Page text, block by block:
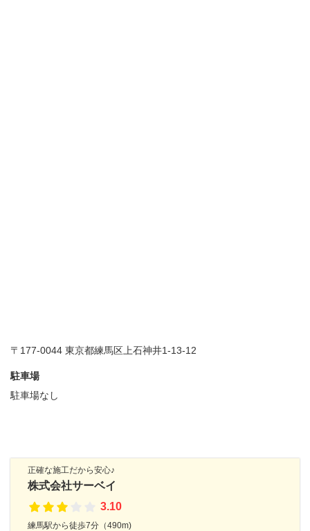
〒177-0044 東京都練馬区上石神井1-13-12
駐車場
駐車場なし
正確な施工だから安心♪
株式会社サーベイ
3.10
練馬駅から徒歩7分（490m)